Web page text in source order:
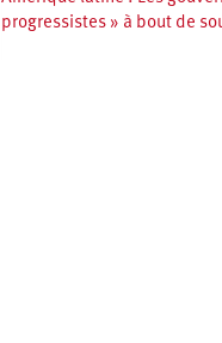
progressistes » à bout de